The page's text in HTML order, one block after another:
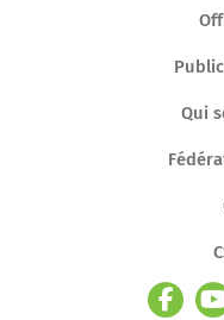
Qui